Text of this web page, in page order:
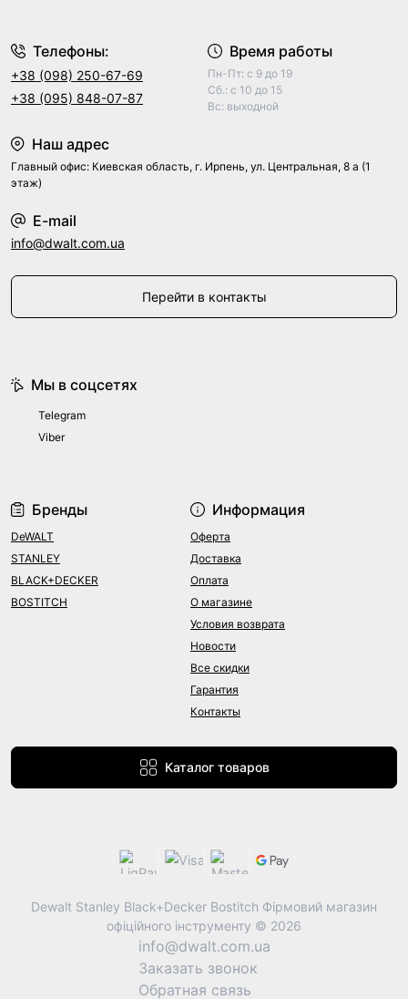
Телефоны:
+38 (098) 250-67-69
+38 (095) 848-07-87
Время работы
Пн-Пт: с 9 до 19
Сб.: с 10 до 15
Вс: выходной
Наш адрес
Главный офис: Киевская область, г. Ирпень, ул. Центральная, 8 а (1
этаж)
E-mail
info@dwalt.com.ua
Перейти в контакты
Бренды
DeWALT
STANLEY
BLACK+DECKER
BOSTITCH
Информация
Оферта
Доставка
Оплата
О магазине
Условия возврата
Новости
Все скидки
Гарантия
Контакты
Каталог товаров
Мы в соцсетях
Telegram
Viber
Dewalt Stanley Black+Decker Bostitch Фірмовий магазин
офіційного інструменту © 2026
info@dwalt.com.ua
Заказать звонок
Обратная связь